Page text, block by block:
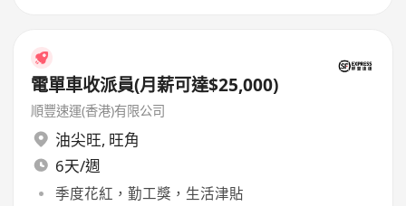
電單車收派員(月薪可達$25,000)
順豐速運(香港)有限公司
油尖旺, 旺角
6天/週
季度花紅，勤工獎，生活津貼